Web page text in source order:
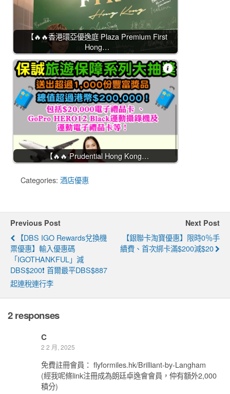
【🔥🔥香港環亞優逸庭 Plaza Premium First
Hong…
【🔥🔥 Prudential Hong Kong…
Categories: 酒店優惠
Previous Post
【DBS IGO Rewards兌換機
票優惠】輸入優惠碼
「IGOTHANKFUL」減
DBS$200❗ 首爾最平DBS$887
起連稅連行李
Next Post
【銀聯卡淘寶優惠】限時0％手
續費、首次綁卡滿$200減$20
2 responses
C
2 2 月, 2025
免費註冊會員： flyformiles.hk/Brilliant-by-Langham
(經我呢條link注冊成為朗廷卓逸會會員，仲有額外2,000
積分)